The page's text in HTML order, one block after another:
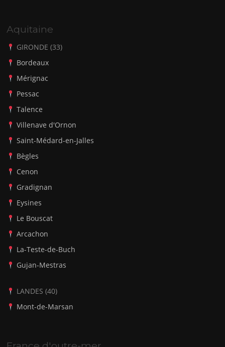
Aquitaine
GIRONDE (33)
Bordeaux
Mérignac
Pessac
Talence
Villenave d'Ornon
Saint-Médard-en-Jalles
Bègles
Cenon
Gradignan
Eysines
Le Bouscat
Arcachon
La-Teste-de-Buch
Gujan-Mestras
LANDES (40)
Mont-de-Marsan